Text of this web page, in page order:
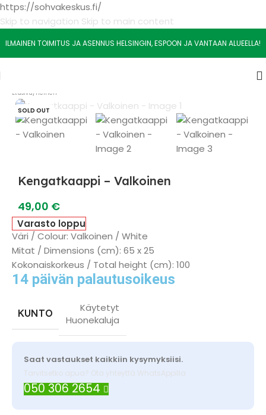
https://sohvakeskus.fi/
Skip to navigation Skip to main content
ILMAINEN TOIMITUS JA ASENNUS HELSINGIN, ESPOON JA VANTAAN ALUEELLA!
Etusivu/ Yleinen
SOLD OUT
Kengatkaappi – Valkoinen
49,00 €
Varasto loppu
Väri / Colour: Valkoinen / White
Mitat / Dimensions (cm): 65 x 25
Kokonaiskorkeus / Total height (cm): 100
14 päivän palautusoikeus
KUNTO
Käytetyt
Huonekaluja
Saat vastaukset kaikkiin kysymyksiisi.
Tarvitsetko apua? Ota yhteyttä WhatsAppilla
050 306 2654